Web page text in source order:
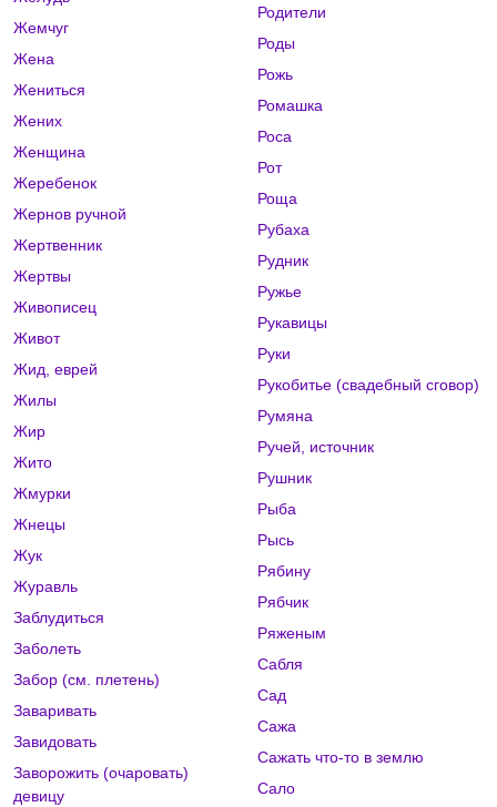
Жемчуг
Жена
Жениться
Жених
Женщина
Жеребенок
Жернов ручной
Жертвенник
Жертвы
Живописец
Живот
Жид, еврей
Жилы
Жир
Жито
Жмурки
Жнецы
Жук
Журавль
Заблудиться
Заболеть
Забор (см. плетень)
Заваривать
Завидовать
Заворожить (очаровать)
девицу
Родители
Роды
Рожь
Ромашка
Роса
Рот
Роща
Рубаха
Рудник
Ружье
Рукавицы
Руки
Рукобитье (свадебный сговор)
Румяна
Ручей, источник
Рушник
Рыба
Рысь
Рябину
Рябчик
Ряженым
Сабля
Сад
Сажа
Сажать что-то в землю
Сало